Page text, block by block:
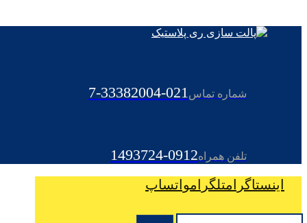
شماره تماس021-33382004-7
تلفن همراه0912-1493724
اینستاگرامتلگرامواتساپ